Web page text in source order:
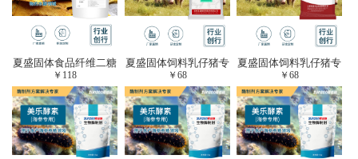
夏盛固体食品纤维二糖
酶(植物提取专用酶/用
于虎杖白藜芦醇提
取)FFG-0656
￥ 118
夏盛固体饲料乳仔猪专
用复合酶SFG-0932
￥ 68
夏盛固体饲料乳仔猪专
用复合酶SFG-0932
￥68